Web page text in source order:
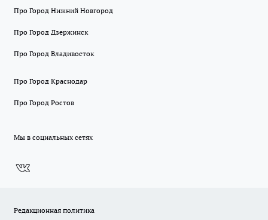
Про Город Нижний Новгород
Про Город Дзержинск
Про Город Владивосток
Про Город Краснодар
Про Город Ростов
Мы в социальных сетях
Редакционная политика